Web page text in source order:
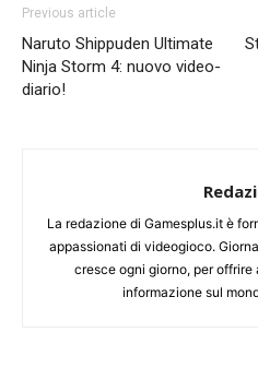
Previous article
Naruto Shippuden Ultimate
Ninja Storm 4: nuovo video-
diario!
La redazione di Gamesplus.it è
appassionati di videogioco.
cresce ogni giorno, per
informazione sul